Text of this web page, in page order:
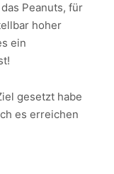
Peanuts, für
hoher
ein
gesetzt habe
es erreichen